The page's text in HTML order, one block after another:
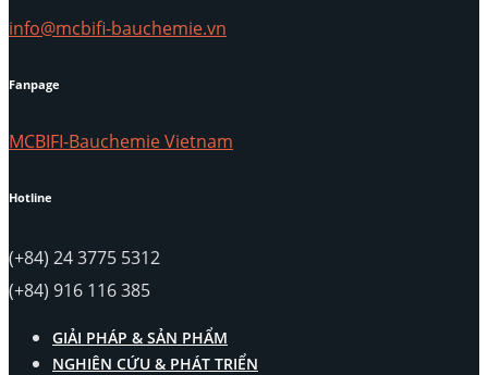
info@mcbifi-bauchemie.vn
Fanpage
MCBIFI-Bauchemie Vietnam
Hotline
(+84) 24 3775 5312
(+84) 916 116 385
GIẢI PHÁP & SẢN PHẨM
NGHIÊN CỨU & PHÁT TRIỂN